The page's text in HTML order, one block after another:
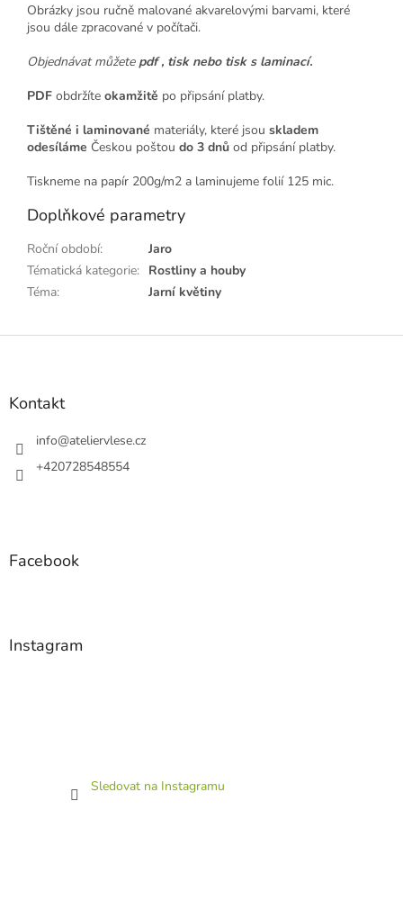
Obrázky jsou ručně malované akvarelovými barvami, které
jsou dále zpracované v počítači.
Objednávat můžete pdf , tisk nebo tisk s laminací.
PDF obdržíte okamžitě po připsání platby.
Tištěné i laminované materiály, které jsou skladem
odesíláme Českou poštou do 3 dnů od připsání platby.
Tiskneme na papír 200g/m2 a laminujeme folií 125 mic.
Doplňkové parametry
Roční období:
Jaro
Tématická kategorie: Rostliny a houby
Téma: Jarní květiny
Z
Kontakt
info@ateliervlese.cz
+420728548554
Facebook
Instagram
Sledovat na Instagramu